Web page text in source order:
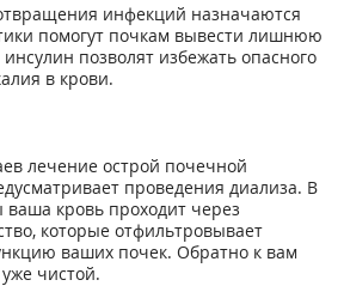
инфекций назначаются
помогут почкам вывести лишнюю
позволят избежать опасного
в крови.
лечение острой почечной
проведения диализа. В
ваша кровь проходит через
которые отфильтровывает
ваших почек. Обратно к вам
чистой.